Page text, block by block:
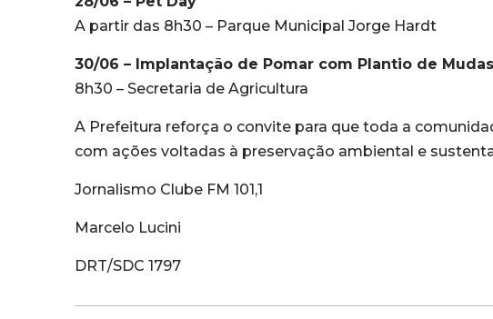
A partir das 8h30 – Parque Municipal Jorge Hardt
30/06 – Implantação de Pomar com Plantio de
8h30 – Secretaria de Agricultura
A Prefeitura reforça o convite para que toda a
com ações voltadas à preservação ambiental e
Jornalismo Clube FM 101,1
Marcelo Lucini
DRT/SDC 1797